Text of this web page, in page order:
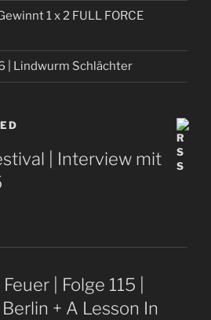
1 x 2 FULL FORCE
| Lindwurm Schlächter
| Interview mit
| Folge 115 |
+ A Lesson In